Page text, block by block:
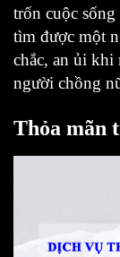
trốn cuộc
tìm được một
chắc, an ủi khi
người chồng
Thỏa mãn